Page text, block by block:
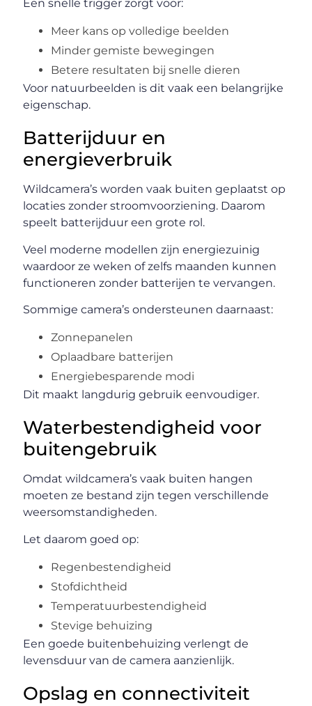
Een snelle trigger zorgt voor:
Meer kans op volledige beelden
Minder gemiste bewegingen
Betere resultaten bij snelle dieren
Voor natuurbeelden is dit vaak een belangrijke
eigenschap.
Batterijduur en
energieverbruik
Wildcamera’s worden vaak buiten geplaatst op
locaties zonder stroomvoorziening. Daarom
speelt batterijduur een grote rol.
Veel moderne modellen zijn energiezuinig
waardoor ze weken of zelfs maanden kunnen
functioneren zonder batterijen te vervangen.
Sommige camera’s ondersteunen daarnaast:
Zonnepanelen
Oplaadbare batterijen
Energiebesparende modi
Dit maakt langdurig gebruik eenvoudiger.
Waterbestendigheid voor
buitengebruik
Omdat wildcamera’s vaak buiten hangen
moeten ze bestand zijn tegen verschillende
weersomstandigheden.
Let daarom goed op:
Regenbestendigheid
Stofdichtheid
Temperatuurbestendigheid
Stevige behuizing
Een goede buitenbehuizing verlengt de
levensduur van de camera aanzienlijk.
Opslag en connectiviteit